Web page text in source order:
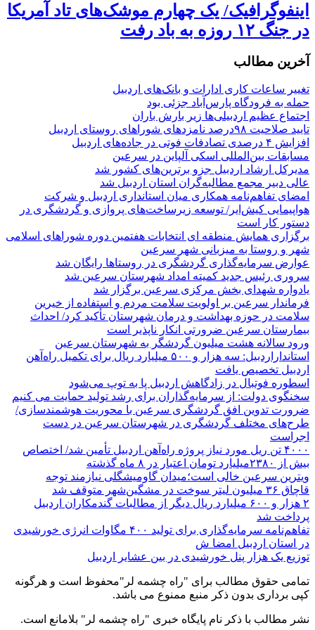
اینفوگرافیک/ یک چهارم موشک‌های تاد آمریکا
در جنگ ۱۲ روزه به باد رفت
آخرین مطالب
تغییر ساعات کاری ادارات و بانک‌های اردبیل
حمله به فرودگاه پارس‌‌آباد جزئی بود
اجتماع عظیم اردبیلی‌ها زیر بارش باران
تایید صلاحیت ۹۸درصد نامزدهای شوراهای روستای اردبیل
افزایش ۴ درصدی تصادفات فوتی در جاده‌های اردبیل
مسابقات بین‌المللی اسکی آلپاین در سرعین
مدیرکل ارشاد اردبیل جزو برترین‌های کشور شد
عالی دبیر مجمع مطالبه‌گران استان اردبیل شد
امضای تفاهم‌نامه همکاری میان استانداری اردبیل و شرکت
هواپیمایی کیش‌ایر/ توسعه زیرساخت‌های پروازی و گردشگری در
دستور کار است
برگزاری همایش منطقه ای انتخابات هفتمین دوره شوراهای اسلامی
شهر و روستا به میزبانی شهر سرعین
عوارض سرمایه‌گذاری گردشگری در روستاها رایگان شد
سروری رئیس جدید کمیته امداد شهرستان سرعین شد
یادواره شهدای بخش مرکزی سرعین برگزار شد
فرماندار سرعین بر اولویت سلامت مردم و استفاده از خیرین
سلامت در حوزه بهداشت و درمان شهرستان تأکید کرد/ احداث
بیمارستان سرعین ضرورتی انکار ناپذیر است
ورود سالانه هشت میلیون گردشگر به شهرستان سرعین
استانداراردبیل: سه هزار و ۵۰۰ میلیارد ریال برای تکمیل راه‌آهن
اردبیل تخصیص یافت
اسطوره فوتبال در زادگاهش اردبیل پا به توپ می‌شود
سخنگوی دولت: از سرمایه‌گذاران برای رشد تولید حمایت می کنیم
ضرورت تدوین افق گردشگری سرعین با محوریت هوشمندسازی/
طرح‌های مختلف گردشگری در شهرستان سرعین در دست
اجراست
۴۰۰۰ تن ریل مورد نیاز پروژه راه‌آهن اردبیل تأمین شد/ اختصاص
بیش از ۲۳۸۰میلیارد تومان اعتبار در ۸ ماه گذشته
ویترین سرعین خالی است؛میدان گاومیشگلی نیازمند توجه
قاچاق ۳۶ میلیون لیتر سوخت در مشگین‌شهر متوقف شد
۲ هزار و ۶۰۰‌ میلیارد ریال دیگر از مطالبات گندمکاران اردبیل
پرداخت شد
تفاهم‌نامه سرمایه‌گذاری برای تولید ۴۰۰ مگاوات انرژی خورشیدی
در استان اردبیل امضا ش
توزیع یک هزار پنل خورشیدی در بین عشایر اردبیل
تمامی حقوق مطالب برای "راه چشمه لر"محفوظ است و هرگونه
کپی برداری بدون ذکر منبع ممنوع می باشد.
نشر مطالب با ذکر نام پایگاه خبری "راه چشمه لر" بلامانع است.